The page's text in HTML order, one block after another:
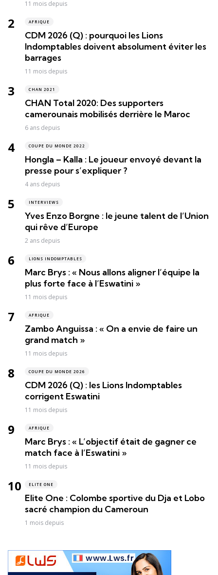
11 mois depuis
AFRIQUE
CDM 2026 (Q) : pourquoi les Lions
Indomptables doivent absolument éviter les
barrages
11 mois depuis
CHAN 2021
CHAN Total 2020: Des supporters
camerounais mobilisés derrière le Maroc
6 ans depuis
COUPE DU MONDE 2022
Hongla – Kalla : Le joueur envoyé devant la
presse pour s’expliquer ?
4 ans depuis
INTERVIEWS
Yves Enzo Borgne : le jeune talent de l’Union
qui rêve d’Europe
2 ans depuis
LIONS INDOMPTABLES
Marc Brys : « Nous allons aligner l’équipe la
plus forte face à l’Eswatini »
11 mois depuis
AFRIQUE
Zambo Anguissa : « On a envie de faire un
grand match »
11 mois depuis
COUPE DU MONDE 2026
CDM 2026 (Q) : les Lions Indomptables
corrigent Eswatini
11 mois depuis
AFRIQUE
Marc Brys : « L’objectif était de gagner ce
match face à l’Eswatini »
11 mois depuis
ELITE ONE
Elite One : Colombe sportive du Dja et Lobo
sacré champion du Cameroun
1 mois depuis